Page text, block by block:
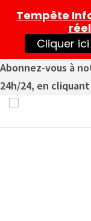
Abonnez-vous à
24h/24, en cliquant
Tempête
Cliquer